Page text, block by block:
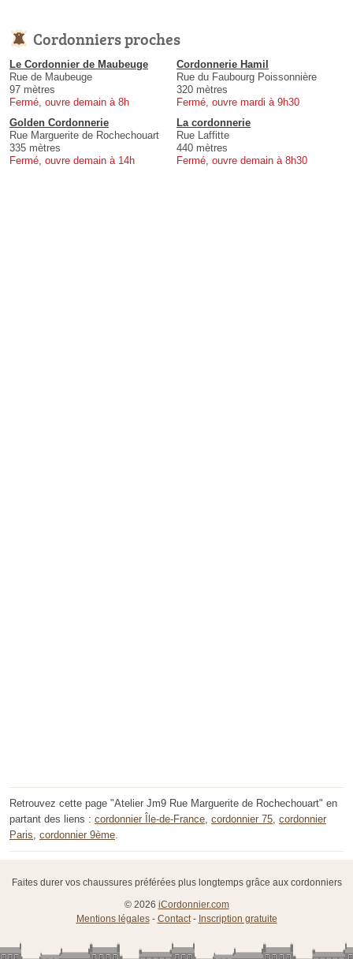
Cordonniers proches
Le Cordonnier de Maubeuge
Rue de Maubeuge
97 mètres
Fermé, ouvre demain à 8h
Cordonnerie Hamil
Rue du Faubourg Poissonnière
320 mètres
Fermé, ouvre mardi à 9h30
Golden Cordonnerie
Rue Marguerite de Rochechouart
335 mètres
Fermé, ouvre demain à 14h
La cordonnerie
Rue Laffitte
440 mètres
Fermé, ouvre demain à 8h30
Retrouvez cette page "Atelier Jm9 Rue Marguerite de Rochechouart" en
partant des liens : cordonnier Île-de-France, cordonnier 75, cordonnier
Paris, cordonnier 9ème.
Faites durer vos chaussures préférées plus longtemps grâce aux cordonniers
© 2026 iCordonnier.com
Mentions légales- Contact- Inscription gratuite